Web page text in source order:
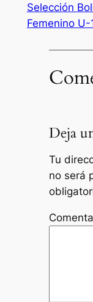
Selección
Femenino
Deja
Tu
no será